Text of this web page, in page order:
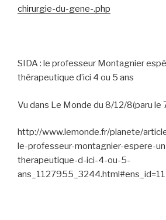
chirurgie-du-gene-.php
SIDA : le professeur Montagnier
thérapeutique d’ici 4 ou 5 ans
Vu dans Le Monde du 8/12/8(paru le
http://www.lemonde.fr/planete/
le-professeur-montagnier-espere-
therapeutique-d-ici-4-ou-5-